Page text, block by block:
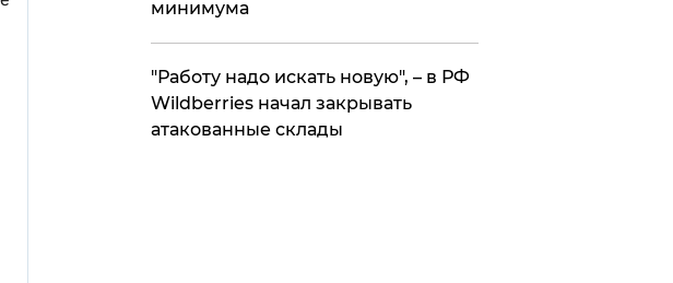
минимума
"Работу надо искать новую", – в РФ
Wildberries начал закрывать
атакованные склады